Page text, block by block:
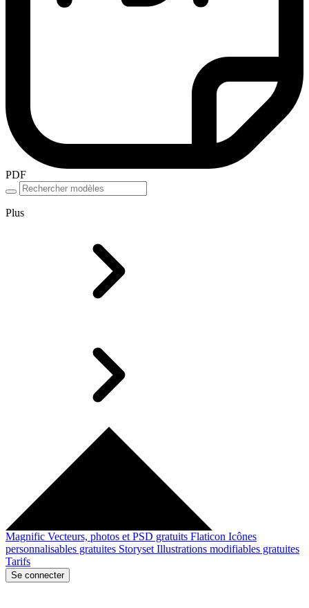
PDF
Plus
Magnific Vecteurs, photos et PSD gratuits Flaticon Icônes
personnalisables gratuites Storyset Illustrations modifiables gratuites
Tarifs
Se connecter